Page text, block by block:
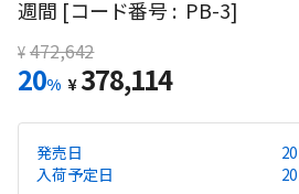
週間 [コード番号 : PB-3]
¥ 472,642
20% ¥ 378,114
発売日
入荷予定日